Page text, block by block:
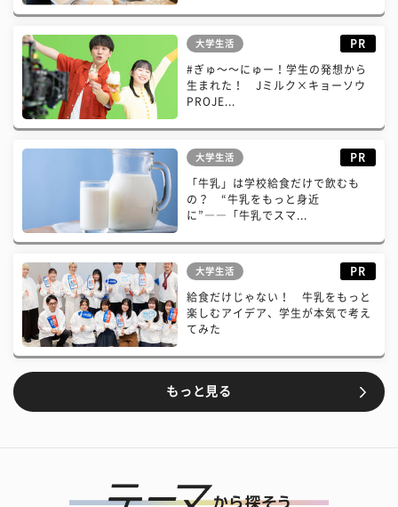
大学生活 PR
#ぎゅ〜〜にゅー！学生の発想から
生まれた！ Jミルク×キョーソウ
PROJE...
大学生活 PR
「牛乳」は学校給食だけで飲むも
の？ “牛乳をもっと身近
に”――「牛乳でスマ...
大学生活 PR
給食だけじゃない！ 牛乳をもっと
楽しむアイデア、学生が本気で考え
てみた
もっと見る